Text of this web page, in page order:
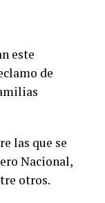
este
de
las que se
Nacional,
otros.